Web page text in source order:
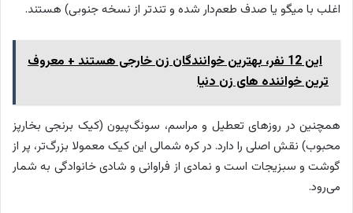
اغلب با میگو یا صدف طعم‌دار شده و تندتر از نسخه جنوبی) هستند.
این 12 نفر، بهترین خوانندگان زن خارجی هستند + معروف
ترین خواننده های زن دنیا
همچنین در روزهای تعطیل و مراسم، سونگ‌پیون (کیک برنجی بخارپز
محبوب) نقش اصلی را دارد. در کره شمالی این کیک معمولا بزرگ‌تر، پر از
گوشت و سبزیجات است و نمادی از فراوانی و شادی خانوادگی به شمار
می‌رود.